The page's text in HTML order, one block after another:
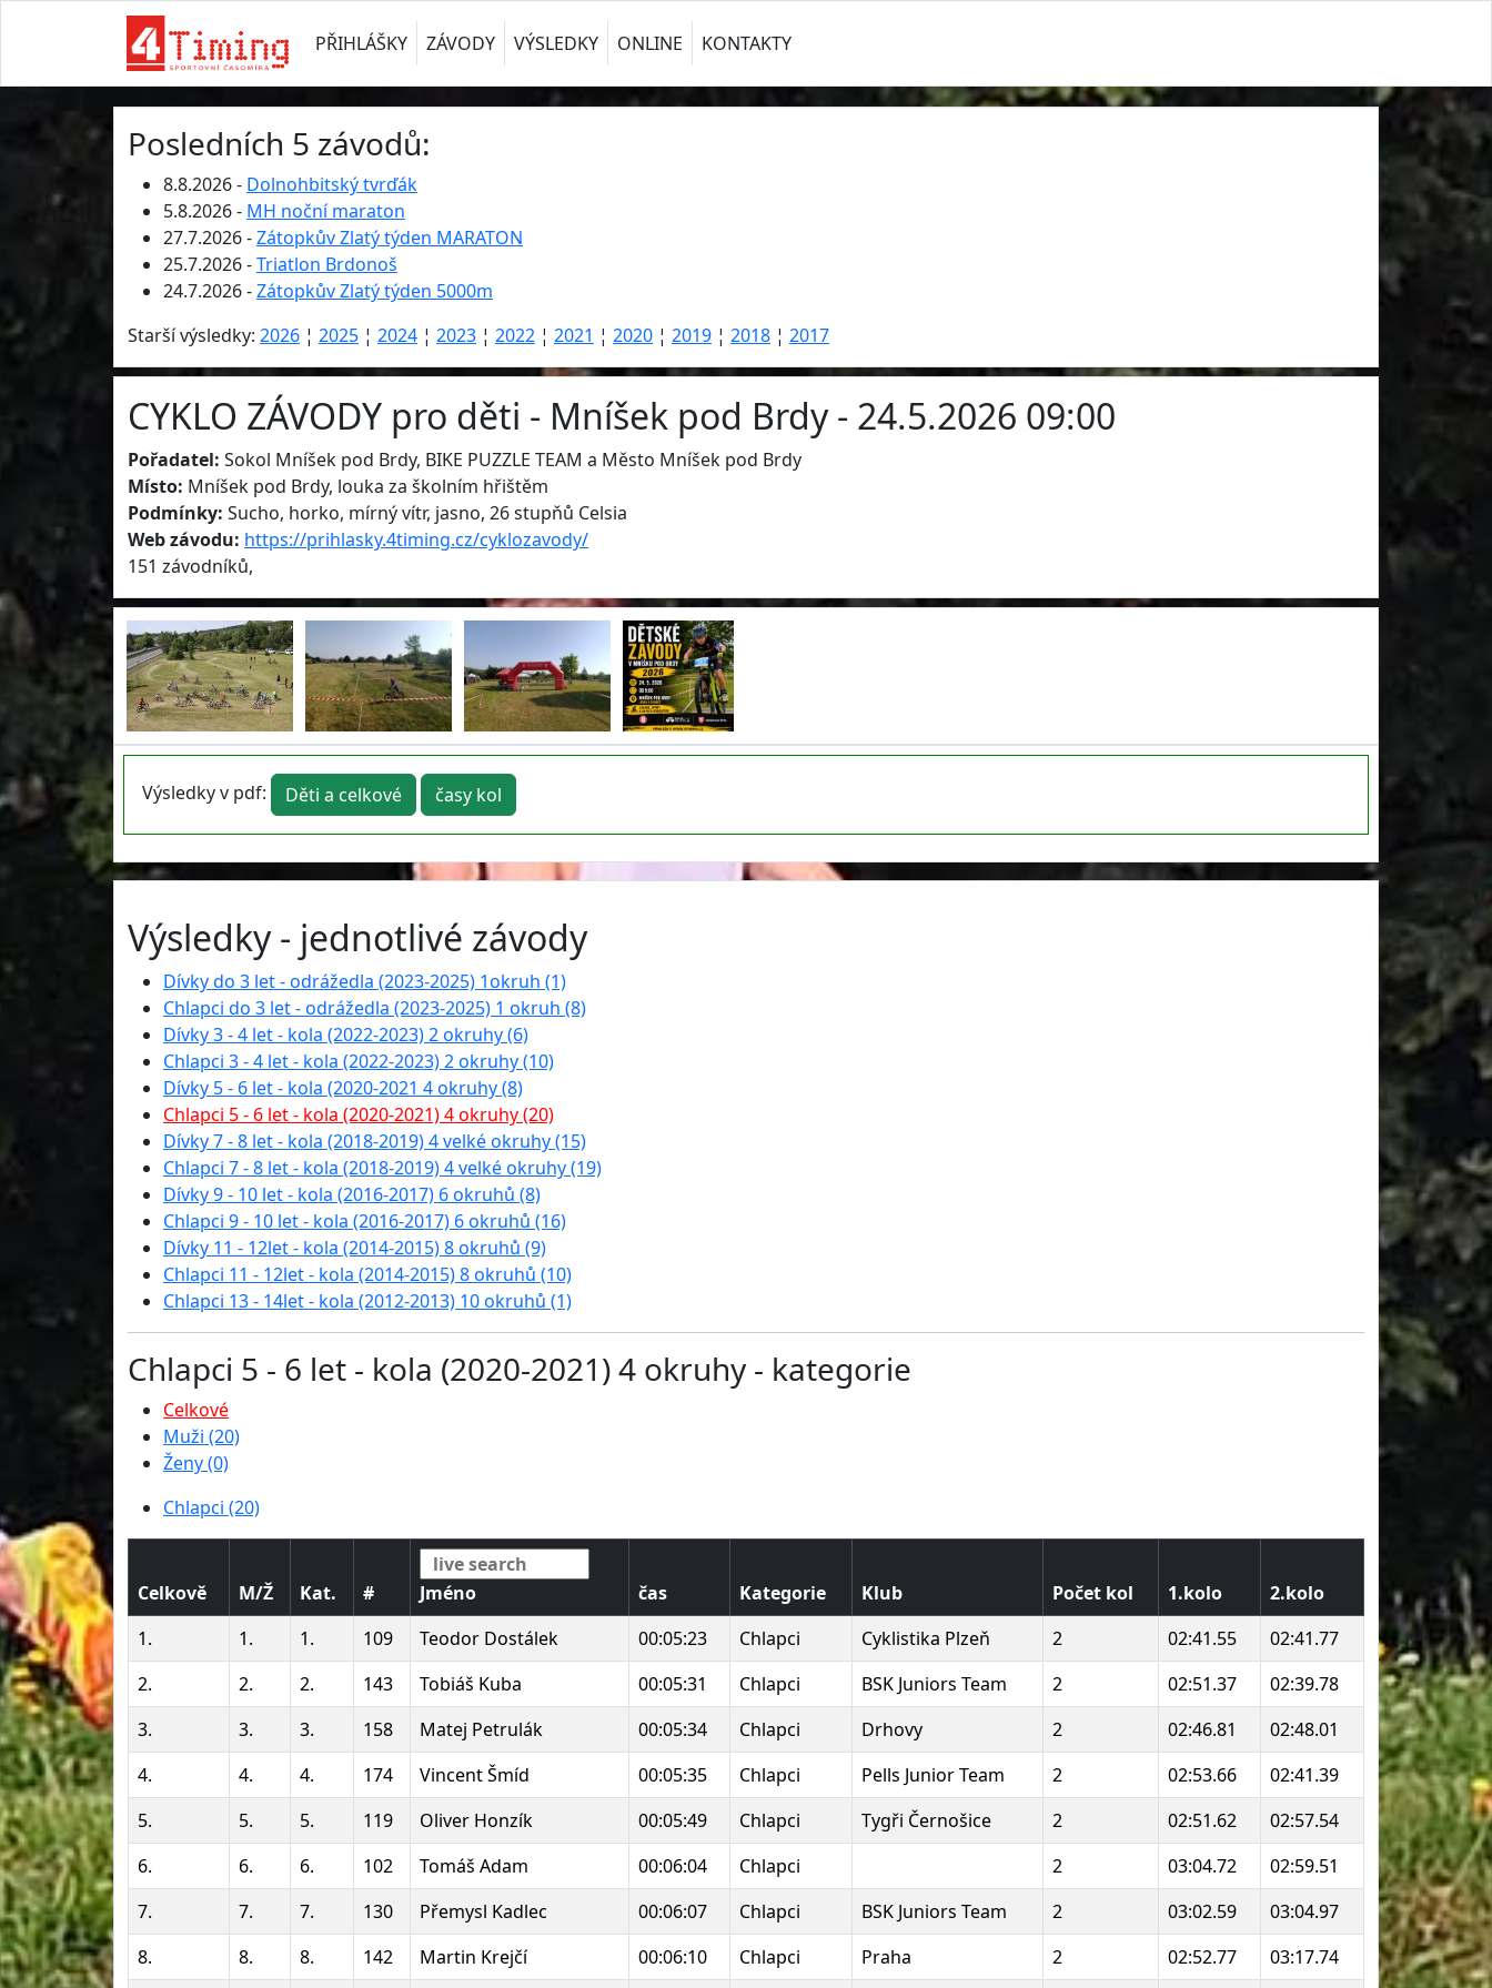
PŘIHLÁŠKY ZÁVODY VÝSLEDKY ONLINE KONTAKTY
Posledních 5 závodů:
8.8.2026 - Dolnohbitský tvrďák
5.8.2026 - MH noční maraton
27.7.2026 -Zátopkův Zlatý týden MARATON
25.7.2026 -Triatlon Brdonoš
24.7.2026 -Zátopkův Zlatý týden 5000m
Starší výsledky: 2026 ¦ 2025 ¦ 2024 ¦ 2023 ¦ 2022 ¦ 2021 ¦ 2020 ¦ 2019 ¦ 2018 ¦ 2017
CYKLO ZÁVODY pro děti - Mníšek pod Brdy - 24.5.2026 09:00
Pořadatel: Sokol Mníšek pod Brdy, BIKE PUZZLE TEAM a Město Mníšek pod Brdy
Místo: Mníšek pod Brdy, louka za školním hřištěm
Podmínky: Sucho, horko, mírný vítr, jasno, 26 stupňů Celsia
Web závodu: https://prihlasky.4timing.cz/cyklozavody/
151 závodníků,
Výsledky v pdf: Děti a celkové časy kol
Výsledky - jednotlivé závody
Dívky do 3 let - odrážedla (2023-2025) 1okruh (1)
Chlapci do 3 let - odrážedla (2023-2025) 1 okruh (8)
Dívky 3 - 4 let - kola (2022-2023) 2 okruhy (6)
Chlapci 3 - 4 let - kola (2022-2023) 2 okruhy (10)
Dívky 5 - 6 let - kola (2020-2021 4 okruhy (8)
Chlapci 5 - 6 let - kola (2020-2021) 4 okruhy (20)
Dívky 7 - 8 let - kola (2018-2019) 4 velké okruhy (15)
Chlapci 7 - 8 let - kola (2018-2019) 4 velké okruhy (19)
Dívky 9 - 10 let - kola (2016-2017) 6 okruhů (8)
Chlapci 9 - 10 let - kola (2016-2017) 6 okruhů (16)
Dívky 11 - 12let - kola (2014-2015) 8 okruhů (9)
Chlapci 11 - 12let - kola (2014-2015) 8 okruhů (10)
Chlapci 13 - 14let - kola (2012-2013) 10 okruhů (1)
Chlapci 5 - 6 let - kola (2020-2021) 4 okruhy - kategorie
Celkové
Muži (20)
Ženy (0)
Chlapci (20)
Celkově M/Ž Kat. # Jméno čas Kategorie Klub Počet kol 1.kolo
2.kolo
1.
1. 1. 109 Teodor Dostálek 00:05:23 Chlapci Cyklistika Plzeň 2 02:41.55
02:41.77
2.
2. 2. 143 Tobiáš Kuba 00:05:31 Chlapci BSK Juniors Team 2 02:51.37
02:39.78
3.
3. 3. 158 Matej Petrulák 00:05:34 Chlapci Drhovy 2 02:46.81
02:48.01
4.
4. 4. 174 Vincent Šmíd 00:05:35 Chlapci Pells Junior Team 2 02:53.66
02:41.39
5.
5. 5. 119 Oliver Honzík 00:05:49 Chlapci Tygři Černošice 2 02:51.62
02:57.54
6.
6. 6. 102 Tomáš Adam 00:06:04 Chlapci 2 03:04.72
02:59.51
7.
7. 7. 130 Přemysl Kadlec 00:06:07 Chlapci BSK Juniors Team 2 03:02.59
03:04.97
8.
8. 8. 142 Martin Krejčí 00:06:10 Chlapci Praha 2 02:52.77
03:17.74